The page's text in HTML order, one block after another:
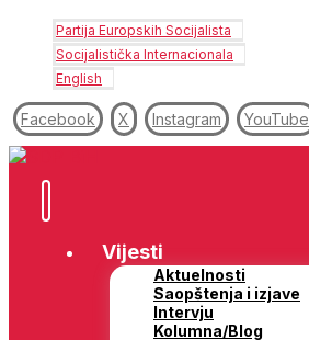
Partija Europskih Socijalista
Socijalistička Internacionala
English
Facebook X Instagram YouTube
Vijesti
Aktuelnosti
Saopštenja i izjave
Intervju
Kolumna/Blog